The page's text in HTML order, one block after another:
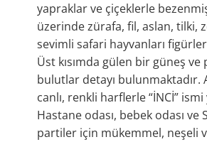
yapraklar ve çiçeklerle
üzerinde zürafa, fil, aslan, tilki,
sevimli safari hayvanları
Üst kısımda gülen bir güneş
bulutlar detayı bulunmaktadır.
canlı, renkli harflerle “İNCİ” ismi
Hastane odası, bebek odası ve
partiler için mükemmel, neşeli